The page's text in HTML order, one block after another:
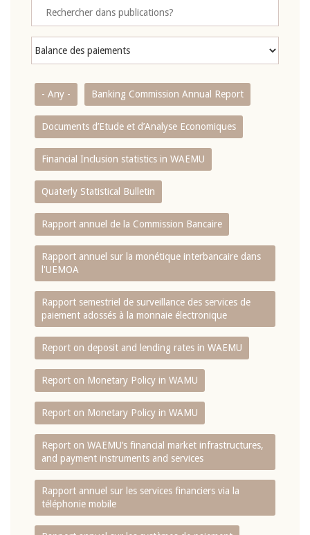
- Any - Banking Commission Annual Report
Documents d’Etude et d’Analyse Economiques
Financial Inclusion statistics in WAEMU
Quaterly Statistical Bulletin
Rapport annuel de la Commission Bancaire
Rapport annuel sur la monétique interbancaire dans
l'UEMOA
Rapport semestriel de surveillance des services de
paiement adossés à la monnaie électronique
Report on deposit and lending rates in WAEMU
Report on Monetary Policy in WAMU
Report on Monetary Policy in WAMU
Report on WAEMU’s financial market infrastructures,
and payment instruments and services
Rapport annuel sur les services financiers via la
téléphonie mobile